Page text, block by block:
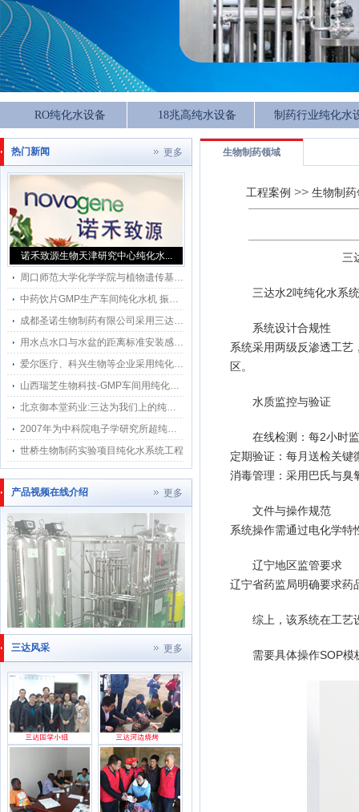
RO纯化水设备 18兆高纯水设备 制药行业纯化水
热门新闻 更多
诺禾致源生物天津研究中心纯化水...
周口师范大学化学学院与植物遗传基因三达超纯化水系统应用
中药饮片GMP生产车间纯化水机 振兴百草（北京）药业有限责任公司
成都圣诺生物制药有限公司采用三达水纯化水系统用水点感应水龙头
用水点水口与水盆的距离标准安装感应水龙头
爱尔医疗、科兴生物等企业采用纯化水感应水龙头应用符合GMP3D标准
山西瑞芝生物科技-GMP车间用纯化水系统
北京御本堂药业:三达为我们上的纯化水系统我们顺利通过2015药典GMP验证
2007年为中科院电子学研究所超纯化水系统至今运行稳定
世桥生物制药实验项目纯化水系统工程
产品视频在线介绍 更多
三达风采 更多
生物制药领域
工程案例 >> 生物制药
三
三达水2吨纯化水系
系统设计合规性‌
系统采用两级反渗透工
区‌。
水质监控与验证‌
在线检测：每2小时
定期验证：每月送检关键
消毒管理：采用巴氏与臭
文件与操作规范‌
系统操作需通过电化学特
辽宁地区监管要求‌
辽宁省药监局明确要求药
综上，该系统在工艺
需要具体操作SOP